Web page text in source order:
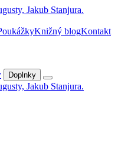
Knižný blogKontakt
Doplnky